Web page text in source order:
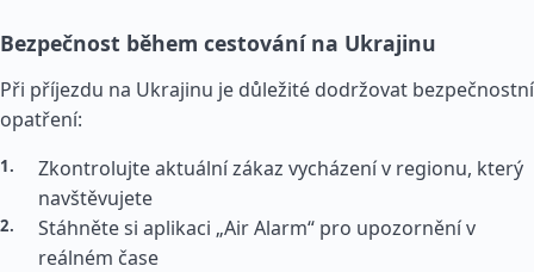
Bezpečnost během cestování na Ukrajinu
Při příjezdu na Ukrajinu je důležité dodržovat bezpečnostní
opatření:
Zkontrolujte aktuální zákaz vycházení v regionu, který
navštěvujete
Stáhněte si aplikaci „Air Alarm“ pro upozornění v
reálném čase